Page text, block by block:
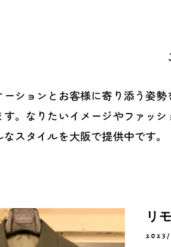
ションとお客様に寄り添う姿
。なりたいイメージやファッ
スタイルを大阪で提供中です。
リ